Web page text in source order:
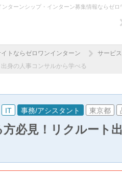
ターンシップ・インターン募集情報ならゼロ
トならゼロワンインターン サービス
身の人事コンサルから学べる
IT 事務/アシスタント 東京都
方必見！リクルート